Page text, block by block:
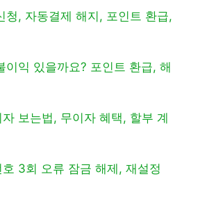
청, 자동결제 해지, 포인트 환급,
이익 있을까요? 포인트 환급, 해
보는법, 무이자 혜택, 할부 계
3회 오류 잠금 해제, 재설정